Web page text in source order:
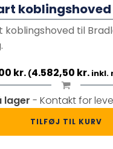
koblingshoved
koblingshoved til
kr. (4.582,50 kr. inkl.
lager - Kontakt for
TILFØJ TIL KURV